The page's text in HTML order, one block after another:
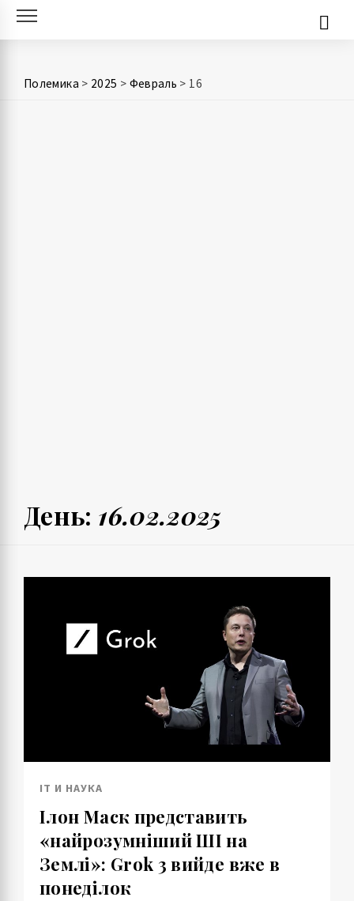
Skip
Полемика > 2025 > Февраль > 16
День: 16.02.2025
IT И НАУКА
Ілон Маск представить
«найрозумніший ШІ на
Землі»: Grok 3 вийде вже в
понеділок